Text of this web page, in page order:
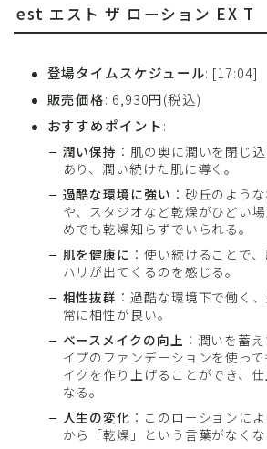
est エスト ザ ローション EX T
登場タイムスケジュール: [17:04]
販売価格: 6,930円(税込)
おすすめポイント:
潤い保持 ：肌の奥に潤いを閉じ
あり、潤い続けた肌に導く。
過酷な環境に強い ：砂丘のよう
や、スタジオなど乾燥がひどい
めでも乾燥知らずでいられる。
肌を健康に ：使い続けることで
ハリが出てくるのを感じる。
相性抜群 ：過酷な環境下で働く
常に相性が良い。
ベースメイクの向上 ：潤いを蓄
イプのファンデーションを使っ
イクを作り上げることができ、
なる。
人生の変化 ：このローションに
から「乾燥」という言葉がなくな